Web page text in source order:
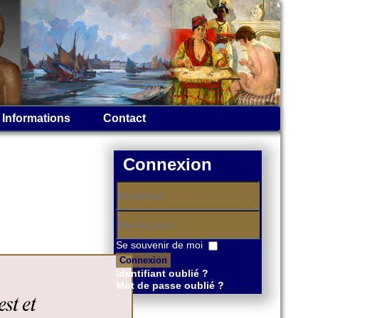
Informations Contact
Connexion
Mot
de
passe
Se souvenir de moi
Connexion
Identifiant oublié ?
Mot de passe oublié ?